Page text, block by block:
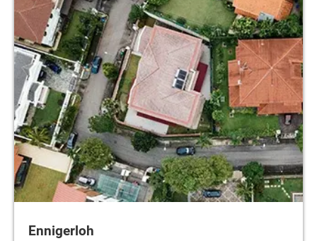
Ennigerloh